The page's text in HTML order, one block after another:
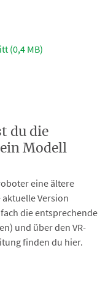
(0,4 MB)
du die
Modell
eine ältere
Version
die entsprechende
und über den VR-
finden du hier.